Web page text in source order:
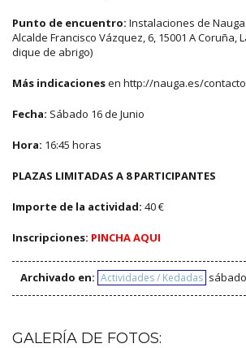
Punto de encuentro: Instalaciones de
Alcalde Francisco Vázquez, 6, 15001 A Coruña,
dique de abrigo)
Más indicacionesen http://nauga.es/
Fecha: Sábado 16 de Junio
Hora: 16:45 horas
PLAZAS LIMITADAS A 8 PARTICIPANTES
Importe de la actividad: 40 €
Inscripciones: PINCHA AQUI
Archivado en: Actividades / Kedadas
GALERÍA DE FOTOS: